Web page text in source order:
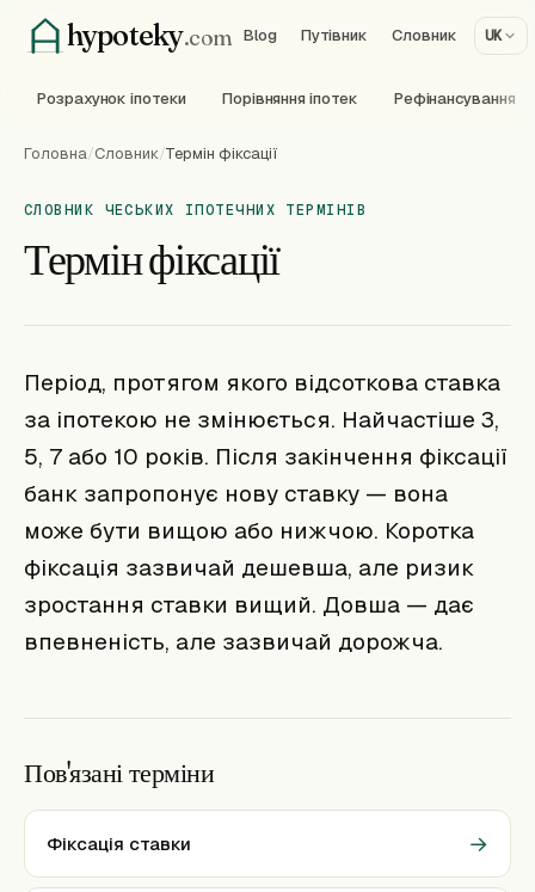
hypoteky.com Blog Путівник Словник UK
Розрахунок іпотеки Порівняння іпотек Рефінансування
Головна/Словник/Термін фіксації
СЛОВНИК ЧЕСЬКИХ ІПОТЕЧНИХ ТЕРМІНІВ
Термін фіксації
Період, протягом якого відсоткова ставка
за іпотекою не змінюється. Найчастіше 3,
5, 7 або 10 років. Після закінчення фіксації
банк запропонує нову ставку — вона
може бути вищою або нижчою. Коротка
фіксація зазвичай дешевша, але ризик
зростання ставки вищий. Довша — дає
впевненість, але зазвичай дорожча.
Пов'язані терміни
Фіксація ставки →